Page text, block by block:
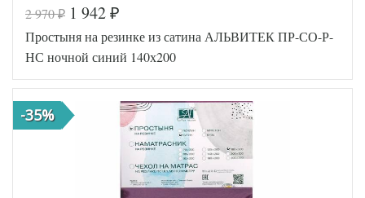
Код товара
576-622
Артикул
AL200092
5641096
Ткань
Сатин
Размер
простыни
140х200
(на
резинке)
Производитель
АльВиТек
(Россия)
2 970₽ 1 942 ₽
Простыня на резинке из сатина АЛЬВИТЕК ПР-СО-Р-
НС ночной синий 140х200
-35%